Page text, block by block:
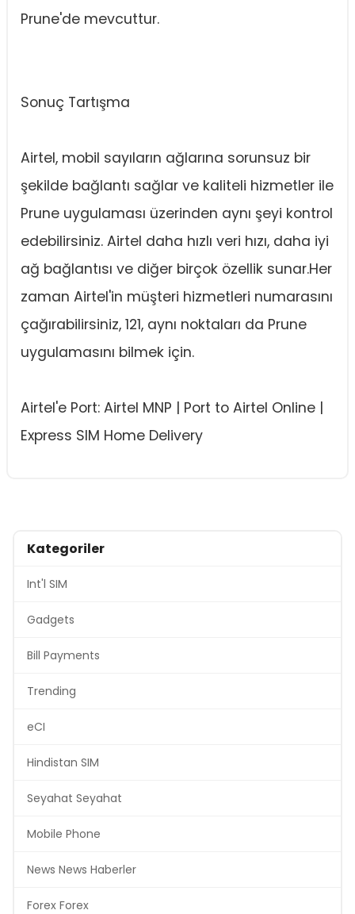
Prune'de mevcuttur.
Sonuç Tartışma
Airtel, mobil sayıların ağlarına sorunsuz bir
şekilde bağlantı sağlar ve kaliteli hizmetler ile
Prune uygulaması üzerinden aynı şeyi kontrol
edebilirsiniz. Airtel daha hızlı veri hızı, daha iyi
ağ bağlantısı ve diğer birçok özellik sunar.Her
zaman Airtel'in müşteri hizmetleri numarasını
çağırabilirsiniz, 121, aynı noktaları da Prune
uygulamasını bilmek için.
Airtel'e Port: Airtel MNP | Port to Airtel Online |
Express SIM Home Delivery
Kategoriler
Int'l SIM
Gadgets
Bill Payments
Trending
eCI
Hindistan SIM
Seyahat Seyahat
Mobile Phone
News News Haberler
Forex Forex